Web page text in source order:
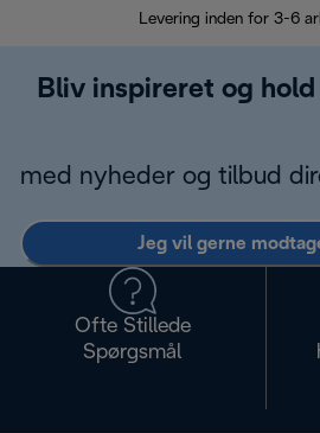
Levering inden for 3-6
Bliv inspireret og
med nyheder og tilbud
Jeg vil gerne
Ofte Stillede
Spørgsmål